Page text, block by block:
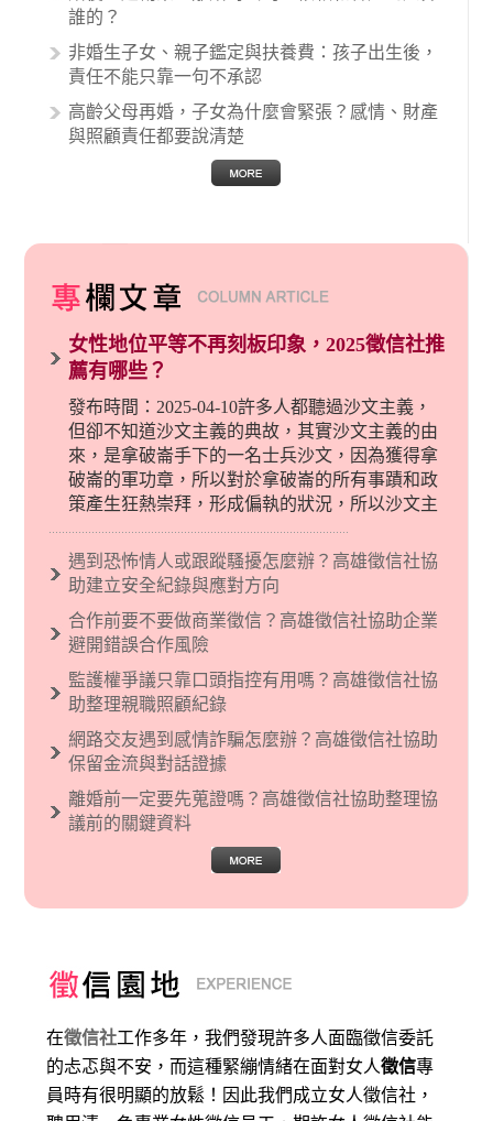
誰的？
非婚生子女、親子鑑定與扶養費：孩子出生後，
責任不能只靠一句不承認
高齡父母再婚，子女為什麼會緊張？感情、財產
與照顧責任都要說清楚
女性地位平等不再刻板印象，2025徵信社推
薦有哪些？
發布時間：2025-04-10許多人都聽過沙文主義，
但卻不知道沙文主義的典故，其實沙文主義的由
來，是拿破崙手下的一名士兵沙文，因為獲得拿
破崙的軍功章，所以對於拿破崙的所有事蹟和政
策產生狂熱崇拜，形成偏執的狀況，所以沙文主
義後來就被拿來暗指偏見和歧視，而且有沙文主
義傾向的人，通常對於自己的國家和民族有超強
烈的卓越感，因而瞧不起其他國家的人，所以沙
現了男性沙文…
遇到恐怖情人或跟蹤騷擾怎麼辦？高雄徵信社協
助建立安全紀錄與應對方向
合作前要不要做商業徵信？高雄徵信社協助企業
避開錯誤合作風險
監護權爭議只靠口頭指控有用嗎？高雄徵信社協
助整理親職照顧紀錄
網路交友遇到感情詐騙怎麼辦？高雄徵信社協助
保留金流與對話證據
離婚前一定要先蒐證嗎？高雄徵信社協助整理協
議前的關鍵資料
在徵信社工作多年，我們發現許多人面臨徵信委託
的忐忑與不安，而這種緊繃情緒在面對女人徵信專
員時有很明顯的放鬆！因此我們成立女人徵信社，